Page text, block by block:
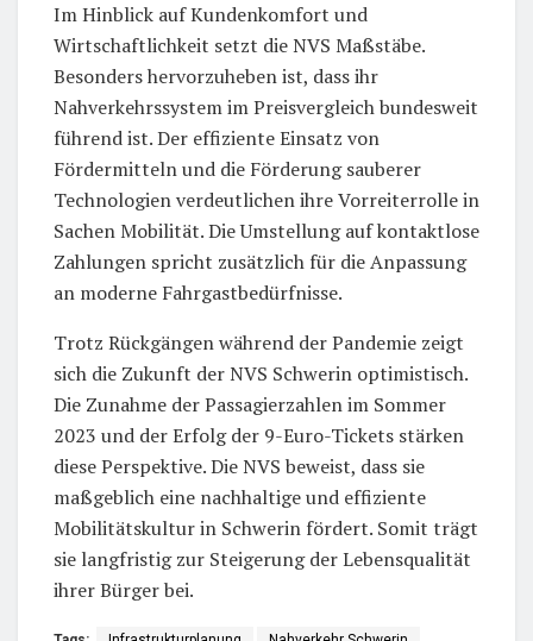
Im Hinblick auf Kundenkomfort und
Wirtschaftlichkeit setzt die NVS Maßstäbe.
Besonders hervorzuheben ist, dass ihr
Nahverkehrssystem im Preisvergleich bundesweit
führend ist. Der effiziente Einsatz von
Fördermitteln und die Förderung sauberer
Technologien verdeutlichen ihre Vorreiterrolle in
Sachen Mobilität. Die Umstellung auf kontaktlose
Zahlungen spricht zusätzlich für die Anpassung
an moderne Fahrgastbedürfnisse.
Trotz Rückgängen während der Pandemie zeigt
sich die Zukunft der NVS Schwerin optimistisch.
Die Zunahme der Passagierzahlen im Sommer
2023 und der Erfolg der 9-Euro-Tickets stärken
diese Perspektive. Die NVS beweist, dass sie
maßgeblich eine nachhaltige und effiziente
Mobilitätskultur in Schwerin fördert. Somit trägt
sie langfristig zur Steigerung der Lebensqualität
ihrer Bürger bei.